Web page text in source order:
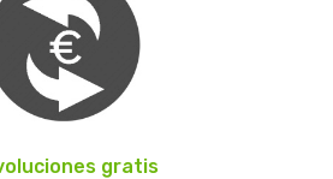
gratis